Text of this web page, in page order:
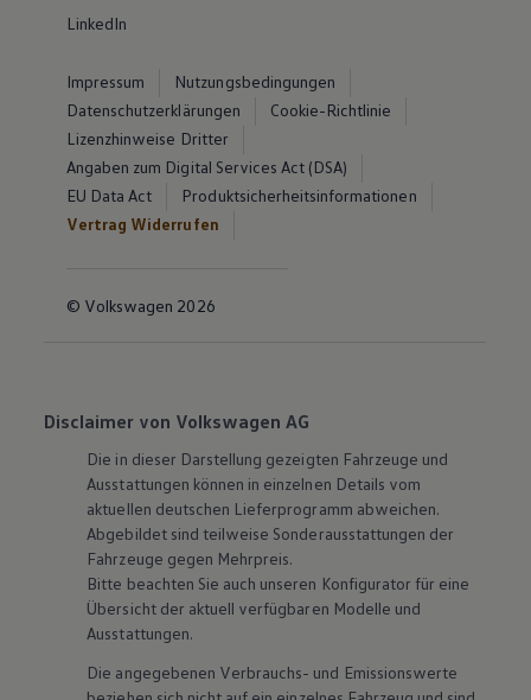
LinkedIn
Impressum
Nutzungsbedingungen
Datenschutzerklärungen
Cookie-Richtlinie
Lizenzhinweise Dritter
Angaben zum Digital Services Act (DSA)
EU Data Act
Produktsicherheitsinformationen
Vertrag Widerrufen
© Volkswagen 2026
Disclaimer von Volkswagen AG
Die in dieser Darstellung gezeigten Fahrzeuge und
Ausstattungen können in einzelnen Details vom
aktuellen deutschen Lieferprogramm abweichen.
Abgebildet sind teilweise Sonderausstattungen der
Fahrzeuge gegen Mehrpreis.
Bitte beachten Sie auch unseren Konfigurator für eine
Übersicht der aktuell verfügbaren Modelle und
Ausstattungen.
Die angegebenen Verbrauchs- und Emissionswerte